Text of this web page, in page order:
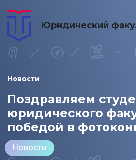
Юридический
Новости
Поздравляем
юридического
победой в
Новости